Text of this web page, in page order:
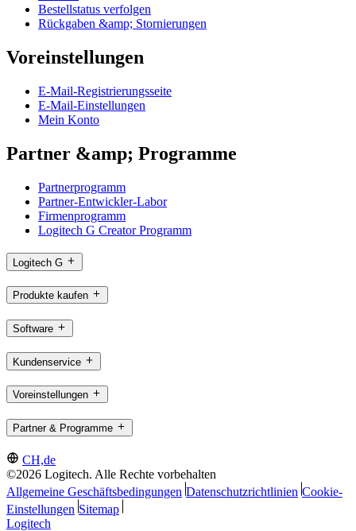
Bestellstatus verfolgen
Rückgaben &amp; Stornierungen
Voreinstellungen
E-Mail-Registrierungsseite
E-Mail-Einstellungen
Mein Konto
Partner &amp; Programme
Partnerprogramm
Partner-Entwickler-Labor
Firmenprogramm
Logitech G Creator Programm
Logitech G
Produkte kaufen
Software
Kundenservice
Voreinstellungen
Partner & Programme
CH,de
©2026 Logitech. Alle Rechte vorbehalten
Allgemeine Geschäftsbedingungen Datenschutzrichtlinien Cookie-
Einstellungen Sitemap
Logitech